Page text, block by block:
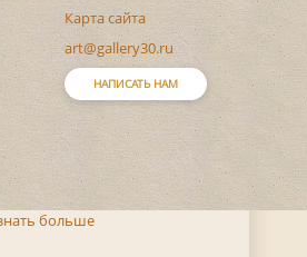
Карта сайта
art@gallery30.ru
НАПИСАТЬ НАМ
больше